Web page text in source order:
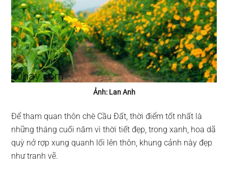
Ảnh: Lan Anh
Để tham quan thôn chè Cầu Đất, thời điểm tốt nhất là
những tháng cuối năm vì thời tiết đẹp, trong xanh, hoa dã
quỳ nở rợp xung quanh lối lên thôn, khung cảnh này đẹp
như tranh vẽ.